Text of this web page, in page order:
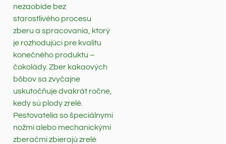
nezaobíde bez
starostlivého procesu
zberu a spracovania, ktorý
je rozhodujúci pre kvalitu
konečného produktu –
čokolády. Zber kakaových
bôbov sa zvyčajne
uskutočňuje dvakrát ročne,
kedy sú plody zrelé.
Pestovatelia so špeciálnymi
nožmi alebo mechanickými
zberačmi zbierajú zrelé